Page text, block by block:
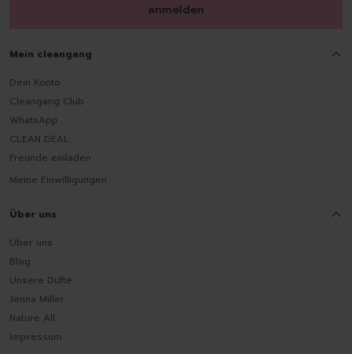
anmelden
Mein cleangang
Dein Konto
Cleangang Club
WhatsApp
CLEAN DEAL
Freunde einladen
Meine Einwilligungen
Über uns
Über uns
Blog
Unsere Düfte
Jenna Miller
Nature All
Impressum